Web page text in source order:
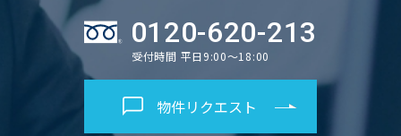
0120-620-213
受付時間 平日9:00～18:00
物件リクエスト